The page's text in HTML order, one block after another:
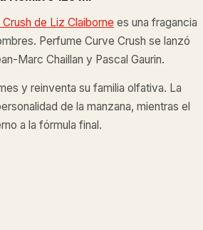
de Liz Claiborne es una fragancia
Perfume Curve Crush se lanzó
Marc Chaillan y Pascal Gaurin.
y reinventa su familia olfativa. La
de la manzana, mientras el
a la fórmula final.